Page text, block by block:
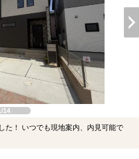
14
た！ いつでも現地案内、内見可能で